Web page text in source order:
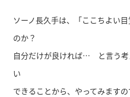
ソーノ長久手は、「ここちよい
のか？
自分だけが良ければ… と言う
い
できることから、やってみます